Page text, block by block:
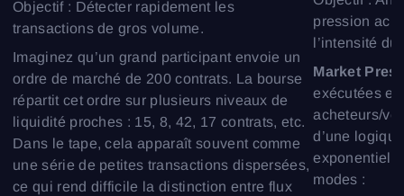
Objectif : Détecter rapidement les
transactions de gros volume.
Imaginez qu’un grand participant envoie un
ordre de marché de 200 contrats. La bourse
répartit cet ordre sur plusieurs niveaux de
liquidité proches : 15, 8, 42, 17 contrats, etc.
Dans le tape, cela apparaît souvent comme
une série de petites transactions dispersées,
ce qui rend difficile la distinction entre flux
pression
l’intensité
Market
exécutées et
acheteurs/
d’une
modes :
Close Mot de passe oublié ?
Se connecter
Pas de compte ?S’inscrire
Réinitialiser le mot de passe
Je souhaite recevoir des offres spéciales d'ATAS
J’accepte lesTerms of use License agreement
S’inscrire
Tu as déjà un compte ? Connexion